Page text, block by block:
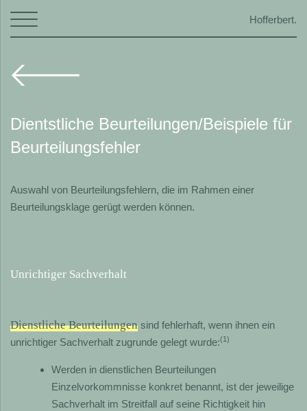
Hofferbert.
Dientstliche Beurteilungen/Beispiele für
Beurteilungsfehler
Auswahl von Beurteilungsfehlern, die im Rahmen einer
Beurteilungsklage gerügt werden können.
Unrichtiger Sachverhalt
Dienstliche Beurteilungen sind fehlerhaft, wenn ihnen ein
unrichtiger Sachverhalt zugrunde gelegt wurde:(1)
Werden in dienstlichen Beurteilungen
Einzelvorkommnisse konkret benannt, ist der jeweilige
Sachverhalt im Streitfall auf seine Richtigkeit hin